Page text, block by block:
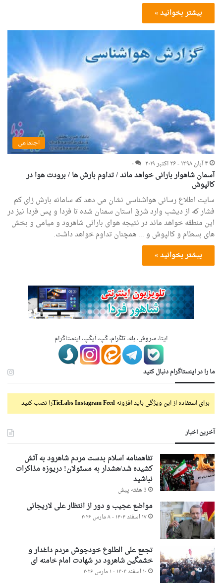
بیشتر بخوانید »
اجتماعی
۴ آبان ۱۳۹۸ - ۲۶ اکتبر ۲۰۱۹
۰
آسمان شاهوار بارانی خواهد ماند / تداوم بارش ها / برودت هوا در
کالپوش
سایت اطلاع رسانی هواشناسی نشان می دهد که سامانه بارش زای کم
فشار که از دیشب وارد شرق استان سمنان شده تا فردا و پس فردا نیز در
این منطقه خواهد ماند در نتیجه هوای بارانی شاهرود و میامی و بخش
های بسطام و کالپوش و ... همچنان تداوم خواهد داشت.
بیشتر بخوانید »
ایتا، سروش، بله، تلگرام، گپ، آیگپ، اینستاگرام
ما را در اینستاگرام دنبال کنید
برای استفاده از این ویژگی باید افزونهTieLabs Instagram Feedرا نصب کنید
آخرین اخبار
تفاهمنامه اسلام بدست مردم شاهرود به آتش
کشیده شد/هشدار به مسئولان! دریوزه مذاکرات
نباشید
3 هفته پیش
مواضع عجیب و دور از انتظار علی لاریجانی
۱۷ اسفند ۱۴۰۴ - ۸ مارس ۲۰۲۶
تجمع علی الطلوع خودجوش مردم داغدار و
خشمگین شاهرود در شهادت امام خامنه ای
۱۰ اسفند ۱۴۰۴ - ۱ مارس ۲۰۲۶